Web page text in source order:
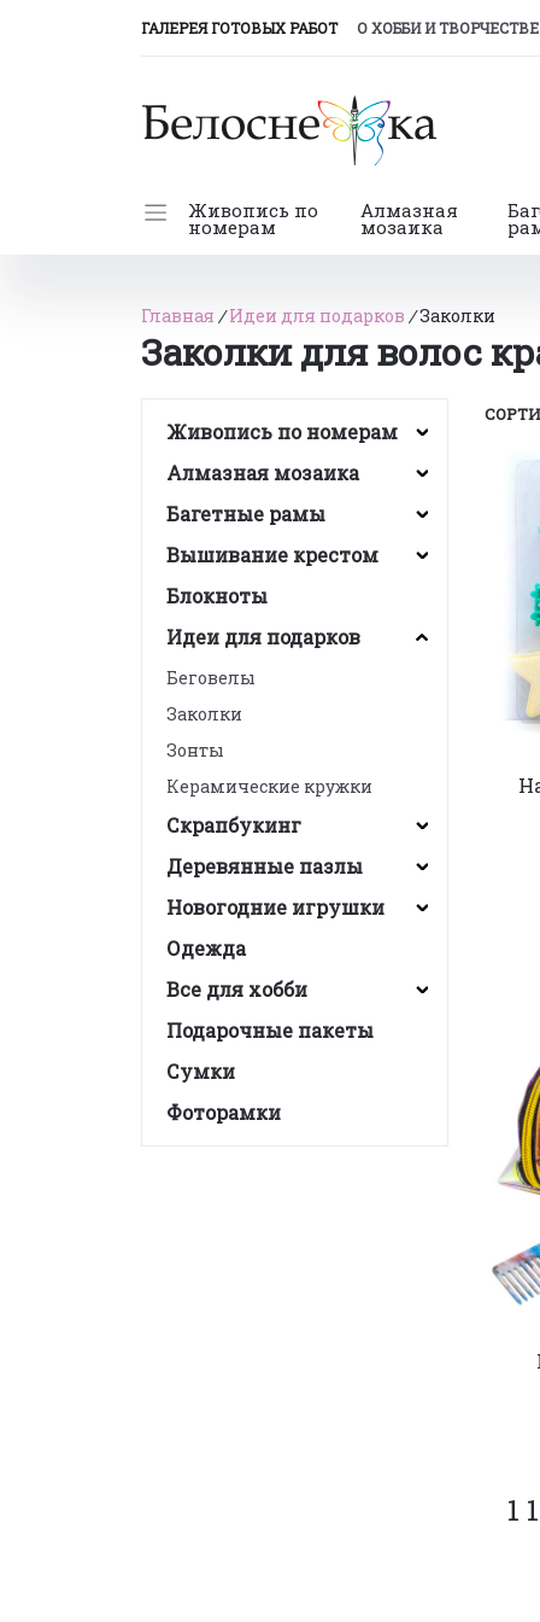
ГАЛЕРЕЯ ГОТОВЫХ РАБОТ(CURRENT)
О ХОББИ И ТВОРЧЕСТВЕ
Живопись по
номерам
Алмазная
мозаика
Главная /Идеи для подарков /Заколки
Заколки для волос
Живопись по номерам
Алмазная мозаика
Багетные рамы
Вышивание крестом
Блокноты
Идеи для подарков
Беговелы
Заколки
Зонты
Керамические кружки
Скрапбукинг
Деревянные пазлы
Новогодние игрушки
Одежда
Все для хобби
Подарочные пакеты
Сумки
Фоторамки
1